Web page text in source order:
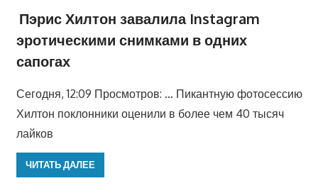
Пэрис Хилтон завалила Instagram
эротическими снимками в одних
сапогах
Сегодня, 12:09 Просмотров: … Пикантную фотосессию
Хилтон поклонники оценили в более чем 40 тысяч
лайков
ЧИТАТЬ ДАЛЕЕ